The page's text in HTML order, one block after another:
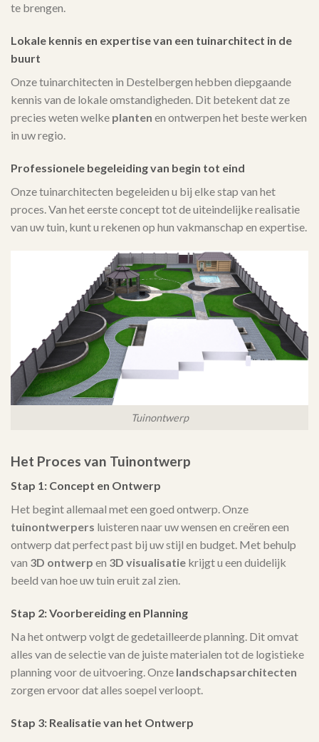
te brengen.
Lokale kennis en expertise van een tuinarchitect in de
buurt
Onze tuinarchitecten in Destelbergen hebben diepgaande
kennis van de lokale omstandigheden. Dit betekent dat ze
precies weten welke planten en ontwerpen het beste werken
in uw regio.
Professionele begeleiding van begin tot eind
Onze tuinarchitecten begeleiden u bij elke stap van het
proces. Van het eerste concept tot de uiteindelijke realisatie
van uw tuin, kunt u rekenen op hun vakmanschap en expertise.
Tuinontwerp
Het Proces van Tuinontwerp
Stap 1: Concept en Ontwerp
Het begint allemaal met een goed ontwerp. Onze
tuinontwerpers luisteren naar uw wensen en creëren een
ontwerp dat perfect past bij uw stijl en budget. Met behulp
van 3D ontwerp en 3D visualisatie krijgt u een duidelijk
beeld van hoe uw tuin eruit zal zien.
Stap 2: Voorbereiding en Planning
Na het ontwerp volgt de gedetailleerde planning. Dit omvat
alles van de selectie van de juiste materialen tot de logistieke
planning voor de uitvoering. Onze landschapsarchitecten
zorgen ervoor dat alles soepel verloopt.
Stap 3: Realisatie van het Ontwerp